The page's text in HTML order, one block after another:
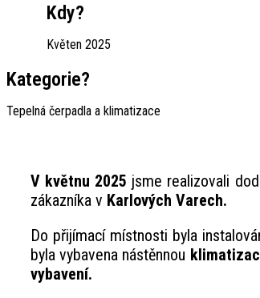
Kdy?
Květen 2025
Kategorie?
Tepelná čerpadla a klimatizace
V květnu 2025 jsme realizovali
zákazníka v Karlových Varech.
Do přijímací místnosti byla
byla vybavena nástěnnou
vybavení.